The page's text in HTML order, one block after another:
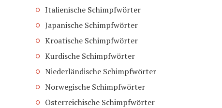
Italienische Schimpfwörter
Japanische Schimpfwörter
Kroatische Schimpfwörter
Kurdische Schimpfwörter
Niederländische Schimpfwörter
Norwegische Schimpfwörter
Österreichische Schimpfwörter